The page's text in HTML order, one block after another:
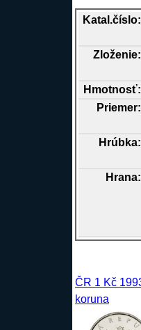
Katal.číslo:
Zloženie:
Hmotnosť:
Priemer:
Hrúbka:
Hrana:
ČR 1 Kč
koruna